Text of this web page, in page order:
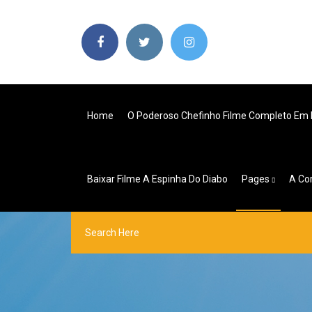
Home O Poderoso Chefinho Filme Completo
Baixar Filme A Espinha Do Diabo Pages A